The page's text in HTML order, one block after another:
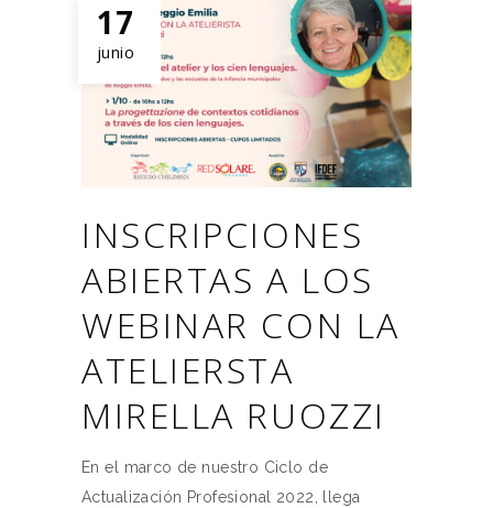
17
junio
INSCRIPCIONES
ABIERTAS A LOS
WEBINAR CON LA
ATELIERSTA
MIRELLA RUOZZI
En el marco de nuestro Ciclo de
Actualización Profesional 2022, llega